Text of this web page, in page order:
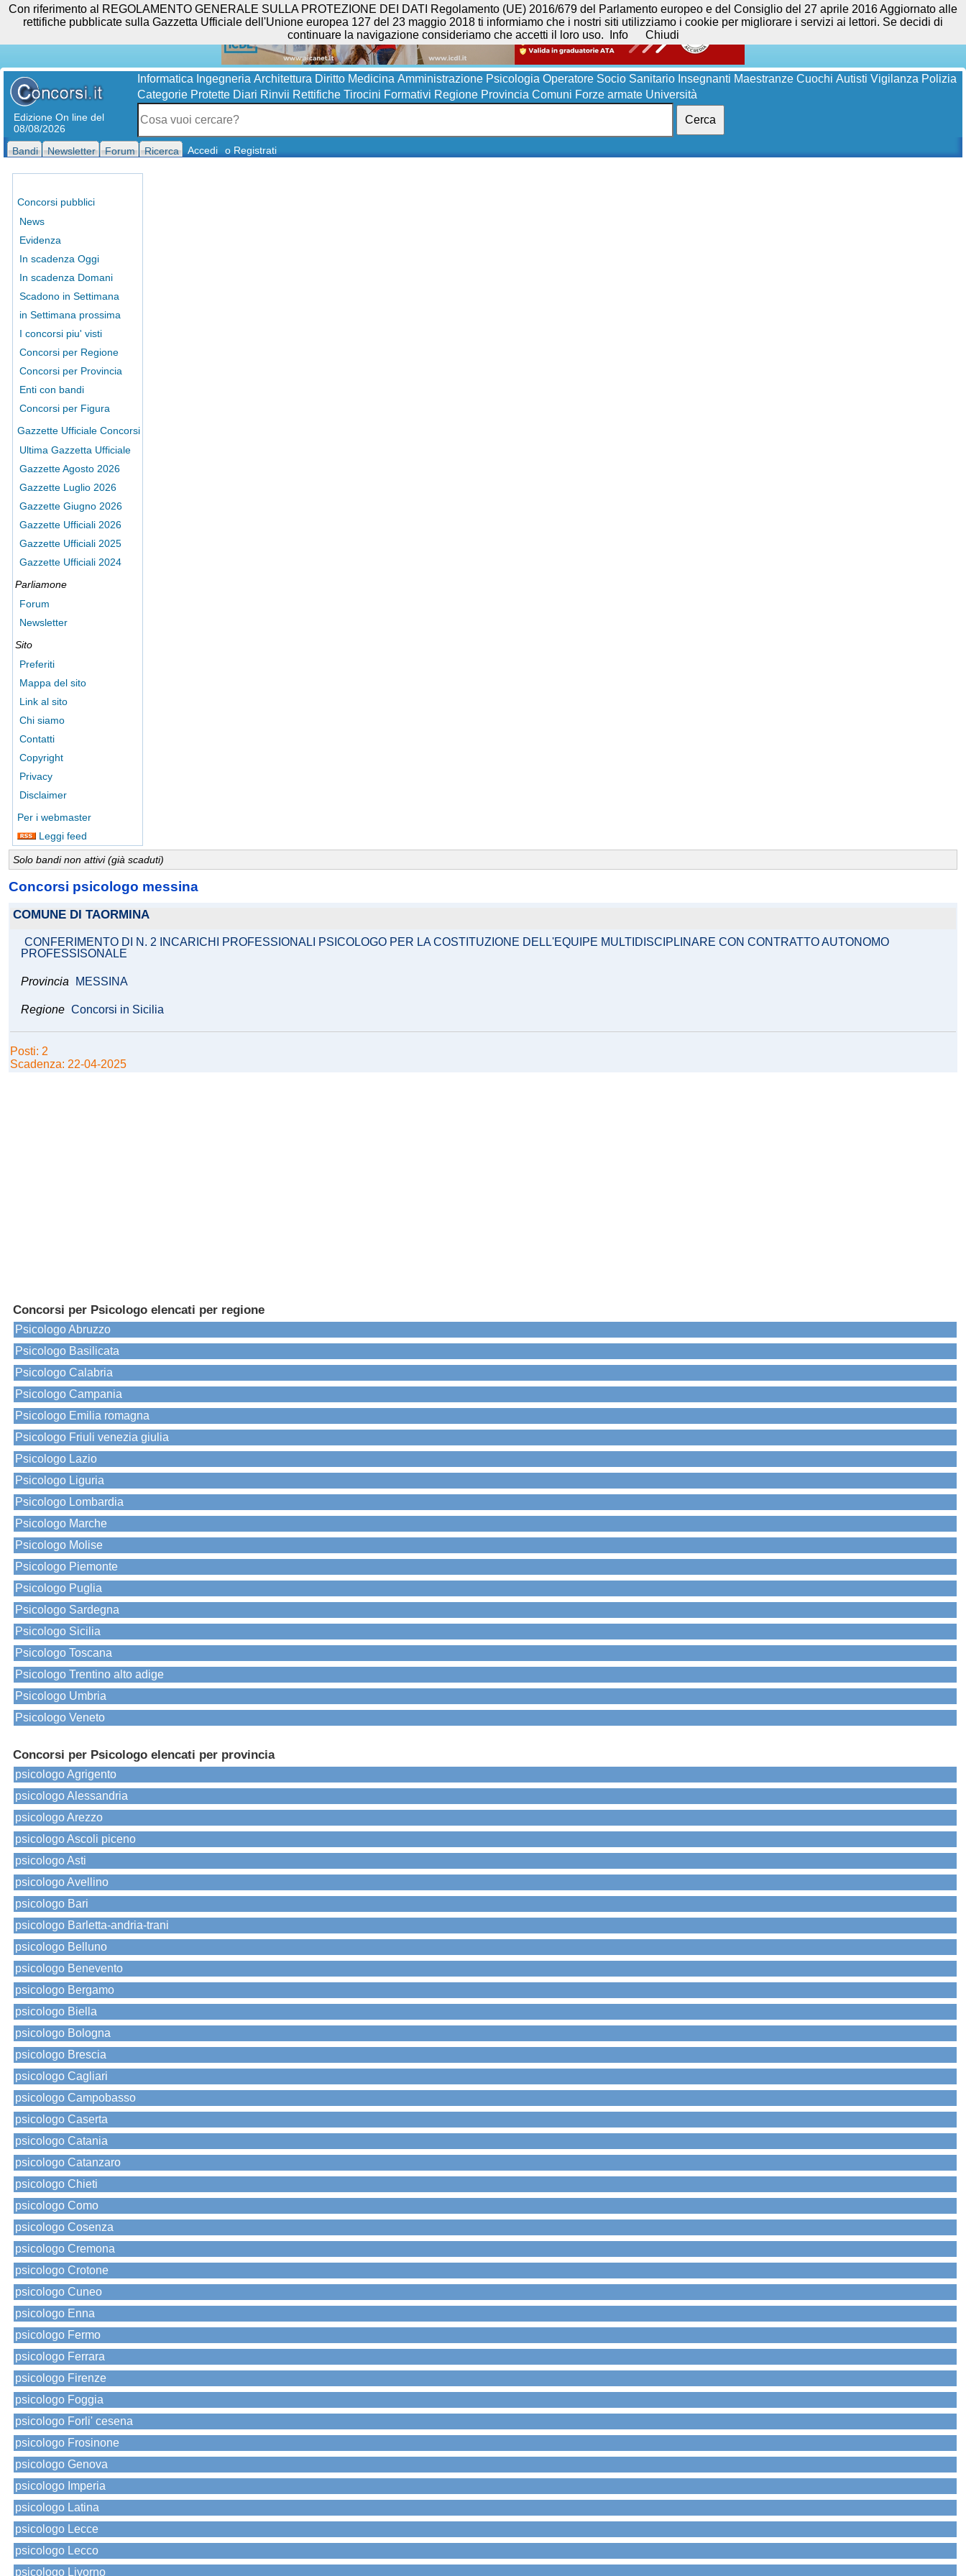
Edizione On line del
08/08/2026
Informatica Ingegneria Architettura Diritto Medicina Amministrazione Psicologia Operatore Socio Sanitario Insegnanti Maestranze Cuochi Autisti Vigilanza Polizia
Categorie Protette Diari Rinvii Rettifiche Tirocini Formativi Regione Provincia Comuni Forze armate Università
Cerca
Bandi Newsletter Forum Ricerca Accedi o Registrati
Concorsi pubblici
News
Evidenza
In scadenza Oggi
In scadenza Domani
Scadono in Settimana
in Settimana prossima
I concorsi piu' visti
Concorsi per Regione
Concorsi per Provincia
Enti con bandi
Concorsi per Figura
Gazzette Ufficiale Concorsi
Ultima Gazzetta Ufficiale
Gazzette Agosto 2026
Gazzette Luglio 2026
Gazzette Giugno 2026
Gazzette Ufficiali 2026
Gazzette Ufficiali 2025
Gazzette Ufficiali 2024
Parliamone
Forum
Newsletter
Sito
Preferiti
Mappa del sito
Link al sito
Chi siamo
Contatti
Copyright
Privacy
Disclaimer
Per i webmaster
Leggi feed
Solo bandi non attivi (già scaduti)
Concorsi psicologo messina
COMUNE DI TAORMINA
CONFERIMENTO DI N. 2 INCARICHI PROFESSIONALI PSICOLOGO PER LA COSTITUZIONE DELL'EQUIPE MULTIDISCIPLINARE CON CONTRATTO AUTONOMO
PROFESSISONALE
Provincia MESSINA
Regione Concorsi in Sicilia
Posti: 2
Scadenza: 22-04-2025
Concorsi per Psicologo elencati per regione
Psicologo Abruzzo
Psicologo Basilicata
Psicologo Calabria
Psicologo Campania
Psicologo Emilia romagna
Psicologo Friuli venezia giulia
Psicologo Lazio
Psicologo Liguria
Psicologo Lombardia
Psicologo Marche
Psicologo Molise
Psicologo Piemonte
Psicologo Puglia
Psicologo Sardegna
Psicologo Sicilia
Psicologo Toscana
Psicologo Trentino alto adige
Psicologo Umbria
Psicologo Veneto
Concorsi per Psicologo elencati per provincia
psicologo Agrigento
psicologo Alessandria
psicologo Arezzo
psicologo Ascoli piceno
psicologo Asti
psicologo Avellino
psicologo Bari
psicologo Barletta-andria-trani
psicologo Belluno
psicologo Benevento
psicologo Bergamo
psicologo Biella
psicologo Bologna
psicologo Brescia
psicologo Cagliari
psicologo Campobasso
psicologo Caserta
psicologo Catania
psicologo Catanzaro
psicologo Chieti
psicologo Como
psicologo Cosenza
psicologo Cremona
psicologo Crotone
psicologo Cuneo
psicologo Enna
psicologo Fermo
psicologo Ferrara
psicologo Firenze
psicologo Foggia
psicologo Forli' cesena
psicologo Frosinone
psicologo Genova
psicologo Imperia
psicologo Latina
psicologo Lecce
psicologo Lecco
psicologo Livorno
Con riferimento al REGOLAMENTO GENERALE SULLA PROTEZIONE DEI DATI Regolamento (UE) 2016/679 del Parlamento europeo e del Consiglio del 27 aprile 2016 Aggiornato alle
rettifiche pubblicate sulla Gazzetta Ufficiale dell'Unione europea 127 del 23 maggio 2018 ti informiamo che i nostri siti utilizziamo i cookie per migliorare i servizi ai lettori. Se decidi di
continuare la navigazione consideriamo che accetti il loro uso.
Info Chiudi